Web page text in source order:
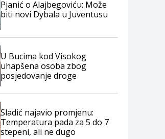
Pjanić o Alajbegoviću: Može
biti novi Dybala u Juventusu
U Bucima kod Visokog
uhapšena osoba zbog
posjedovanje droge
Sladić najavio promjenu:
Temperatura pada za 5 do 7
stepeni, ali ne dugo